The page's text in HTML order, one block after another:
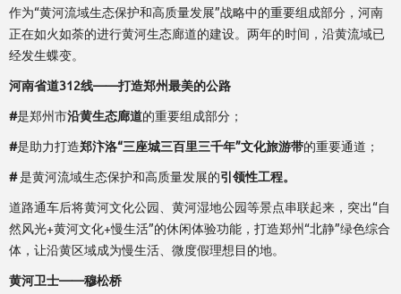
作为“黄河流域生态保护和高质量发展”战略中的重要组成部分，河南
正在如火如荼的进行黄河生态廊道的建设。两年的时间，沿黄流域已
经发生蝶变。
河南省道312线——打造郑州最美的公路
#是郑州市沿黄生态廊道的重要组成部分；
#是助力打造郑汴洛“三座城三百里三千年”文化旅游带的重要通道；
#是黄河流域生态保护和高质量发展的引领性工程。
道路通车后将黄河文化公园、黄河湿地公园等景点串联起来，突出“自
然风光+黄河文化+慢生活”的休闲体验功能，打造郑州“北静”绿色综合
体，让沿黄区域成为慢生活、微度假理想目的地。
黄河卫士——穆松桥